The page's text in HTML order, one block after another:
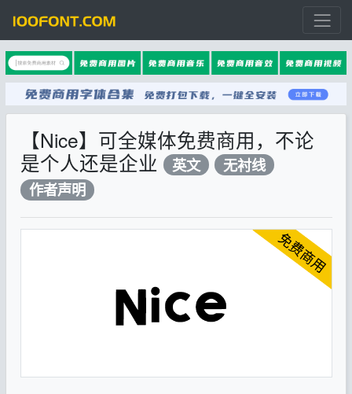
【Nice】可全媒体免费商用，不论
是个人还是企业
英文
无衬线
作者声明